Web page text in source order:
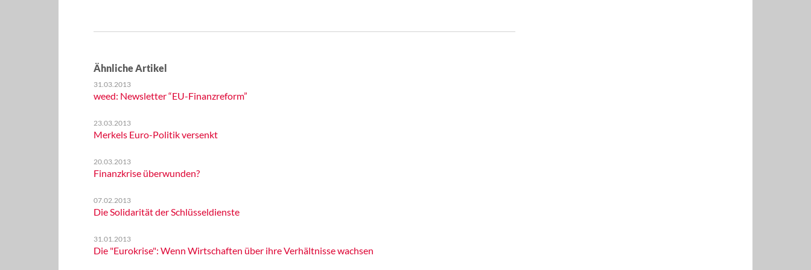
Ähnliche Artikel
31.03.2013
weed: Newsletter “EU-Finanzreform”
23.03.2013
Merkels Euro-Politik versenkt
20.03.2013
Finanzkrise überwunden?
07.02.2013
Die Solidarität der Schlüsseldienste
31.01.2013
Die "Eurokrise": Wenn Wirtschaften über ihre Verhältnisse wachsen